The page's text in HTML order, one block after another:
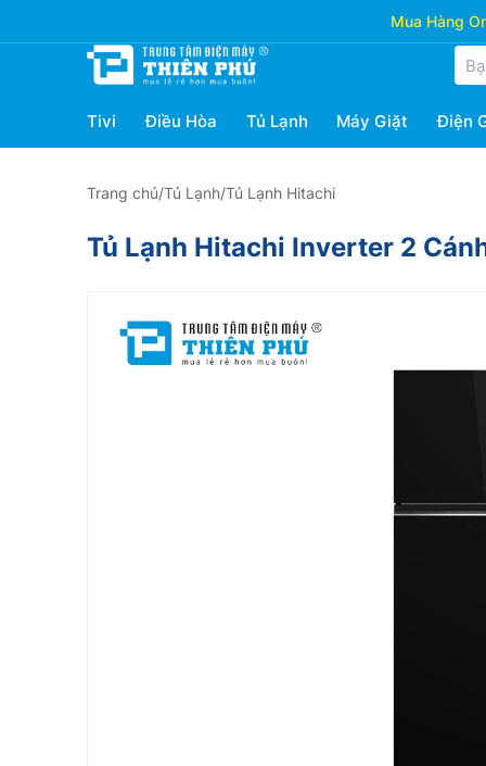
Mua Hàng
Tivi Điều Hòa Tủ Lạnh Máy Giặt Điện
Trang chủ/Tủ Lạnh/Tủ Lạnh Hitachi
Tủ Lạnh Hitachi Inverter 2